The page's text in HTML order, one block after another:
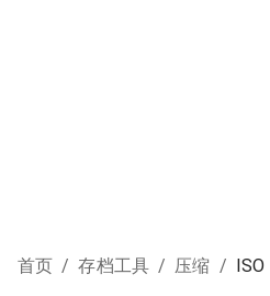
首页 / 存档工具 / 压缩 / ISO